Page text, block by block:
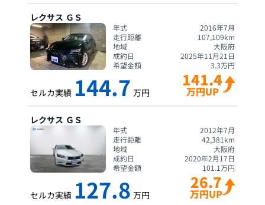
レクサス ＧＳ
年式
2016年7月
走行距離
107,109km
地域
大阪府
成約日
2025年11月21日
希望金額
3.3万円
セルカ実績 144.7 万円
141.4
万円UP
レクサス ＧＳ
年式
2012年7月
走行距離
42,381 km
地域
大阪府
成約日
2020年2月17日
希望金額
101.1万円
セルカ実績 127.8 万円
26.7
万円UP